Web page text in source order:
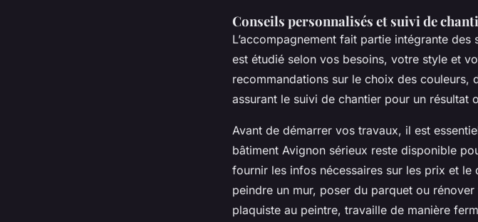
Conseils personnalisés et suivi de
L’accompagnement fait partie intégrante
est étudié selon vos besoins, votre style et
recommandations sur le choix des couleurs,
assurant le suivi de chantier pour un résultat
Avant de démarrer vos travaux, il est
bâtiment Avignon sérieux reste disponible
fournir les infos nécessaires sur les prix et le
peindre un mur, poser du parquet ou
plaquiste au peintre, travaille de manière